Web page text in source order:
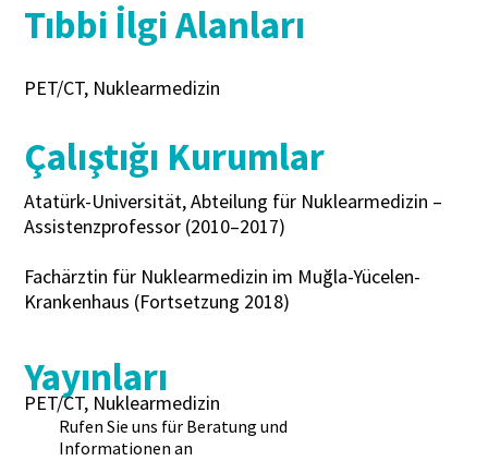
Çalıştığı Kurumlar
Atatürk-Universität, Abteilung für Nuklearmedizin –
Assistenzprofessor (2010–2017)
Fachärztin für Nuklearmedizin im Muğla-Yücelen-
Krankenhaus (Fortsetzung 2018)
Tıbbi İlgi Alanları
PET/CT, Nuklearmedizin
Yayınları
PET/CT, Nuklearmedizin
Rufen Sie uns für Beratung und
Informationen an